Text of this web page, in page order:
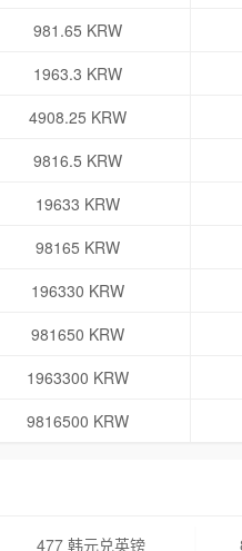
981.65 KRW
1963.3 KRW
4908.25 KRW
9816.5 KRW
19633 KRW
98165 KRW
196330 KRW
981650 KRW
1963300 KRW
9816500 KRW
477 韩元兑英镑